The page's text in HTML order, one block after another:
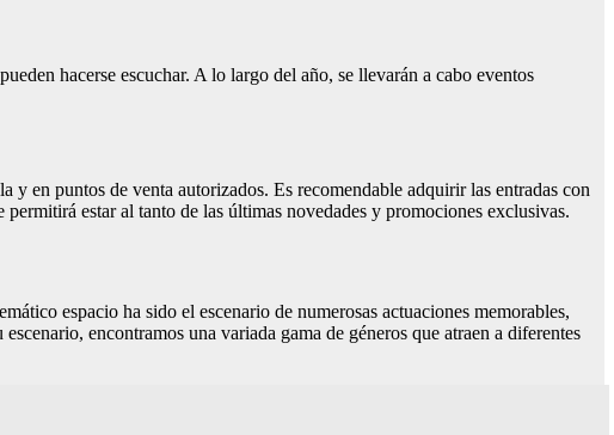
hacerse escuchar. A lo largo del año, se llevarán a cabo eventos
y en puntos de venta autorizados. Es recomendable adquirir las entradas con
estar al tanto de las últimas novedades y promociones exclusivas.
espacio ha sido el escenario de numerosas actuaciones memorables,
encontramos una variada gama de géneros que atraen a diferentes